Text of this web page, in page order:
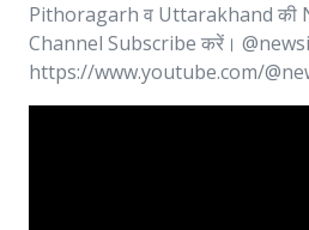
Pithoragarh व Uttarakhand की
Channel Subscribe करें।
https://www.youtube.com/